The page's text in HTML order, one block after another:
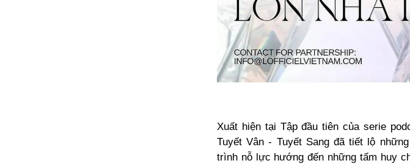
Xuất hiện tại Tập đầu tiên của serie
Tuyết Vân - Tuyết Sang đã tiết lộ
trình nỗ lực hướng đến những tấm huy